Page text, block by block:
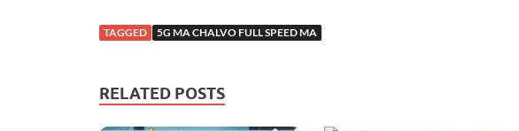
TAGGED 5G MA CHALVO FULL SPEED MA
RELATED POSTS